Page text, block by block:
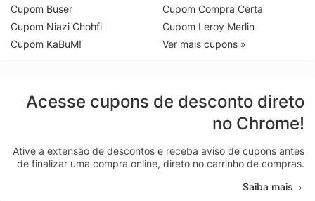
Cupom Buser
Cupom Niazi Chohfi
Cupom KaBuM!
Cupom Compra Certa
Cupom Leroy Merlin
Ver mais cupons »
Acesse cupons de desconto direto
no Chrome!
Ative a extensão de descontos e receba aviso de cupons antes
de finalizar uma compra online, direto no carrinho de compras.
Saiba mais